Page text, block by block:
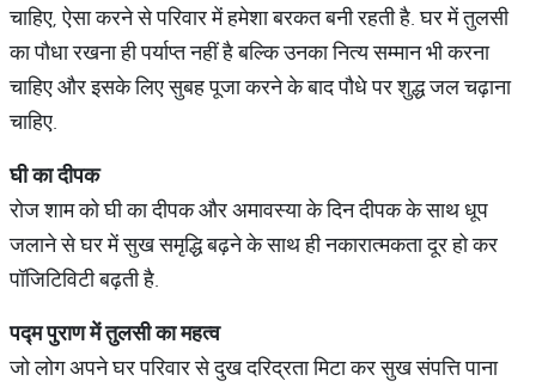
चाहिए, ऐसा करने से परिवार में हमेशा बरकत बनी रहती है. घर में तुलसी
का पौधा रखना ही पर्याप्त नहीं है बल्कि उनका नित्य सम्मान भी करना
चाहिए और इसके लिए सुबह पूजा करने के बाद पौधे पर शुद्ध जल चढ़ाना
चाहिए.
घीकादीपक
रोज शाम को घी का दीपक और अमावस्या के दिन दीपक के साथ धूप
जलाने से घर में सुख समृद्धि बढ़ने के साथ ही नकारात्मकता दूर हो कर
पॉजिटिविटी बढ़ती है.
पद्मपुराणमेंतुलसीकामहत्व
जो लोग अपने घर परिवार से दुख दरिद्रता मिटा कर सुख संपत्ति पाना